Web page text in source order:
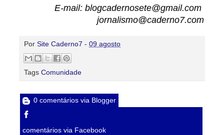
E-mail: blogcadernosete@gmail.com
jornalismo@caderno7.com
Por Site Caderno7 - 09 agosto
Tags Comunidade
0 comentários via Blogger
comentários via Facebook